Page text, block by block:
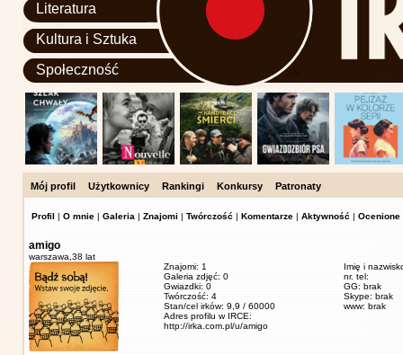
Literatura
Kultura i Sztuka
Społeczność
Mój profil Użytkownicy Rankingi Konkursy Patronaty
Profil | O mnie | Galeria | Znajomi | Twórczość | Komentarze | Aktywność | Ocenione
amigo
warszawa, 38 lat
Znajomi: 1
Galeria zdjęć: 0
Gwiazdki: 0
Twórczość: 4
Stan/cel irków: 9,9 / 60000
Adres profilu w IRCE:
http://irka.com.pl/u/amigo
Imię i
nr. tel:
GG: brak
Skype: brak
www: brak